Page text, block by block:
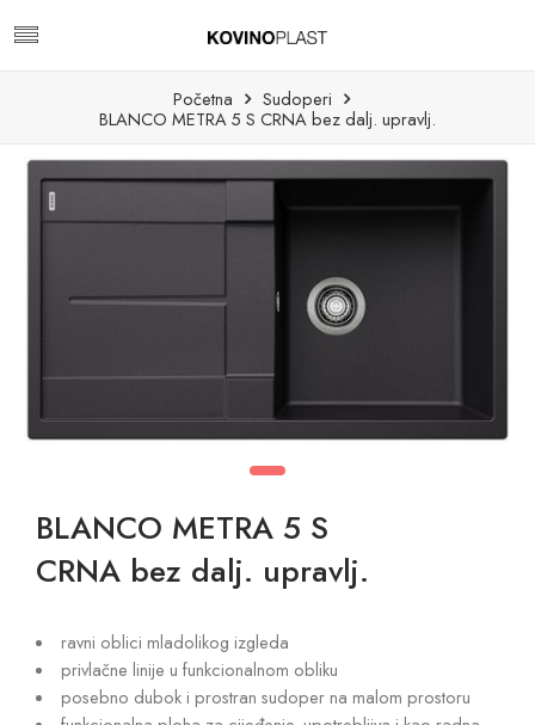
Početna
Sudoperi
BLANCO METRA 5 S CRNA bez dalj. upravlj.
BLANCO METRA 5 S
CRNA bez dalj. upravlj.
ravni oblici mladolikog izgleda
privlačne linije u funkcionalnom obliku
posebno dubok i prostran sudoper na malom prostoru